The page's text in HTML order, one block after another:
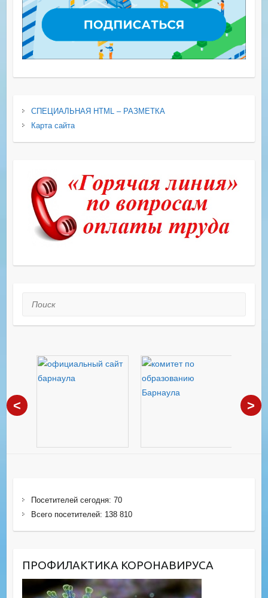
СПЕЦИАЛЬНАЯ HTML – РАЗМЕТКА
Карта сайта
Поиск
< >
Посетителей сегодня: 70
Всего посетителей: 138 810
ПРОФИЛАКТИКА КОРОНАВИРУСА